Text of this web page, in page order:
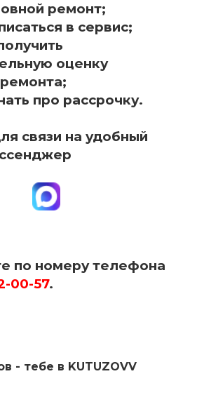
ремонт;
в сервис;
оценку
про рассрочку.
связи на удобный
по номеру телефона
00-57.
- тебе в KUTUZOVV